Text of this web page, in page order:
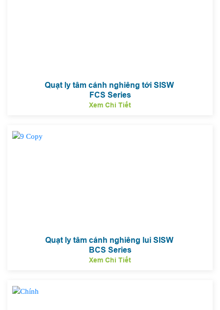
Quạt ly tâm cánh nghiêng tới SISW
FCS Series
Xem Chi Tiết
Quạt ly tâm cánh nghiêng lui SISW
BCS Series
Xem Chi Tiết